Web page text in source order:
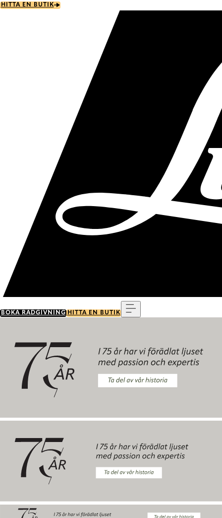
Skip
HITTA EN BUTIK
BOKA RÅDGIVNING HITTA EN BUTIK